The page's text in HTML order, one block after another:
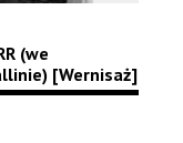
(we
[Wernisaż]